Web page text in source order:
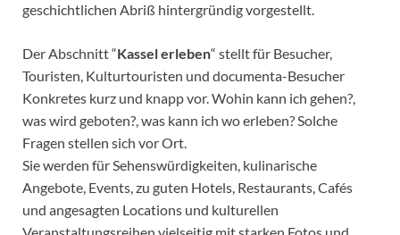
geschichtlichen Abriß hintergründig vorgestellt.
Der Abschnitt “Kassel erleben“ stellt für Besucher,
Touristen, Kulturtouristen und documenta-Besucher
Konkretes kurz und knapp vor. Wohin kann ich gehen?,
was wird geboten?, was kann ich wo erleben? Solche
Fragen stellen sich vor Ort.
Sie werden für Sehenswürdigkeiten, kulinarische
Angebote, Events, zu guten Hotels, Restaurants, Cafés
und angesagten Locations und kulturellen